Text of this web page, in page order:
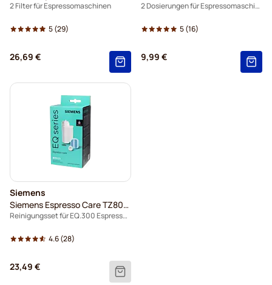
2 Filter für Espressomaschinen
5(29)
26,69 €
2 Dosierungen für Espressomaschinen
5(16)
9,99 €
Siemens
Siemens Espresso Care TZ80004B
Reinigungsset für EQ.300 Espressomaschine
4.6(28)
23,49 €